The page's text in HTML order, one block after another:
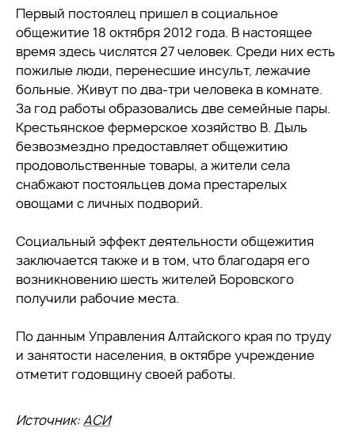
Первый постоялец пришел в социальное
общежитие 18 октября 2012 года. В настоящее
время здесь числятся 27 человек. Среди них есть
пожилые люди, перенесшие инсульт, лежачие
больные. Живут по два-три человека в комнате.
За год работы образовались две семейные пары.
Крестьянское фермерское хозяйство В. Дыль
безвозмездно предоставляет общежитию
продовольственные товары, а жители села
снабжают постояльцев дома престарелых
овощами с личных подворий.
Социальный эффект деятельности общежития
заключается также и в том, что благодаря его
возникновению шесть жителей Боровского
получили рабочие места.
По данным Управления Алтайского края по труду
и занятости населения, в октябре учреждение
отметит годовщину своей работы.
Источник:АСИ